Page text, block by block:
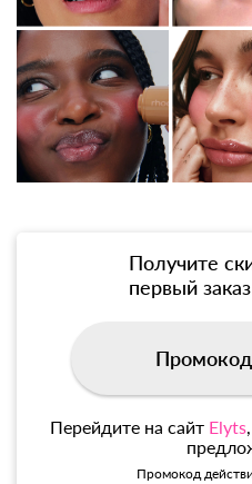
Получите
первый заказ
Перейдите на сайт Elyts
Промокод